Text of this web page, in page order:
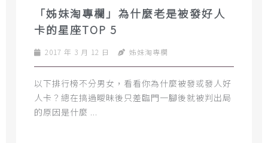
「姊妹淘專欄」為什麼老是被發好人
卡的星座TOP 5
2017 年 3 月 12 日 姊妹淘專欄
以下排行榜不分男女，看看你為什麼被發或發人好
人卡？總在搞過曖昧後只差臨門一腳後就被判出局
的原因是什麼 ...